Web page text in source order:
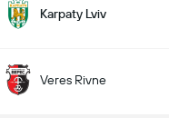
Karpaty Lviv
Veres Rivne